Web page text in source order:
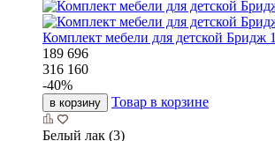
Комплект мебели для детской Бридж 1
189 696
316 160
-40%
в корзину Товар в корзине
Белый лак (3)